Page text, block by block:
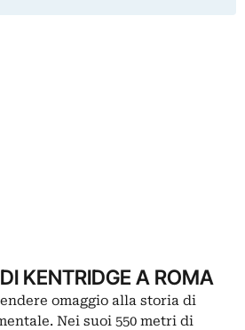
KENTRIDGE A ROMA
omaggio alla storia di
Nei suoi 550 metri di